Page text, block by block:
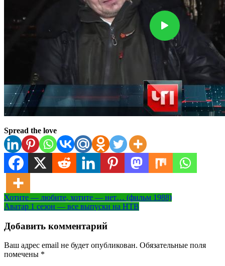
Spread the love
Навигация
по
записям
Хотите — любите, хотите — нет… (фильм 1988)
Аватар 1 сезон — все выпуски на НТВ
Добавить комментарий
Ваш адрес email не будет опубликован. Обязательные поля
помечены *